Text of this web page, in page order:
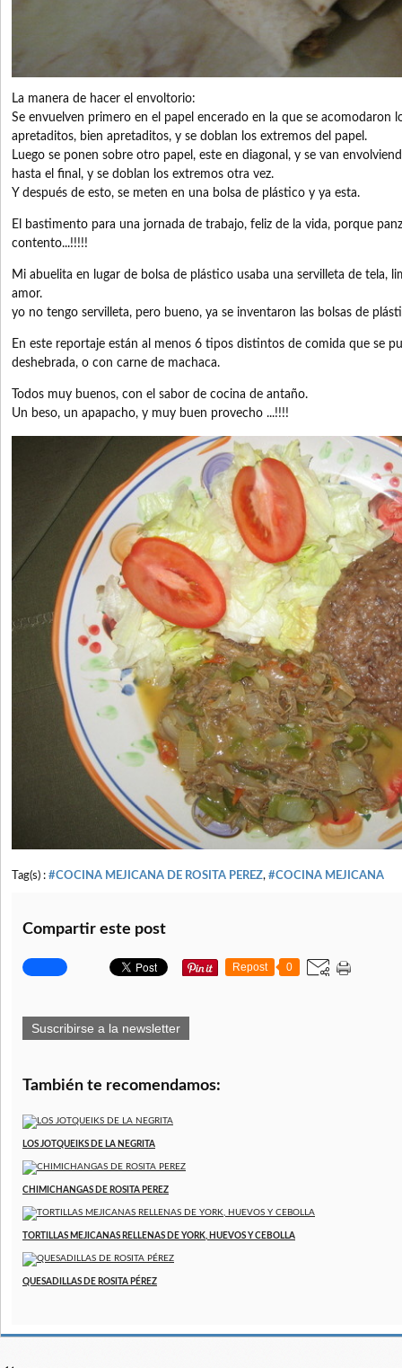
La manera de hacer el envoltorio:
Se envuelven primero en el papel encerado en la que se acomodaron
apretaditos, bien apretaditos, y se doblan los extremos del papel.
Luego se ponen sobre otro papel, este en diagonal, y se van
hasta el final, y se doblan los extremos otra vez.
Y después de esto, se meten en una bolsa de plástico y ya esta.
El bastimento para una jornada de trabajo, feliz de la vida, porque
contento...!!!!!
Mi abuelita en lugar de bolsa de plástico usaba una servilleta de tela,
amor.
yo no tengo servilleta, pero bueno, ya se inventaron las bolsas de
En este reportaje están al menos 6 tipos distintos de comida que se
deshebrada, o con carne de machaca.
Todos muy buenos, con el sabor de cocina de antaño.
Un beso, un apapacho, y muy buen provecho ...!!!!
Tag(s) : #COCINA MEJICANA DE ROSITA PEREZ, #COCINA MEJICANA
Compartir este post
Repost 0
Suscribirse a la newsletter
También te recomendamos:
LOS JOTQUEIKS DE LA NEGRITA
CHIMICHANGAS DE ROSITA PEREZ
TORTILLAS MEJICANAS RELLENAS DE YORK, HUEVOS Y CEBOLLA
QUESADILLAS DE ROSITA PÉREZ